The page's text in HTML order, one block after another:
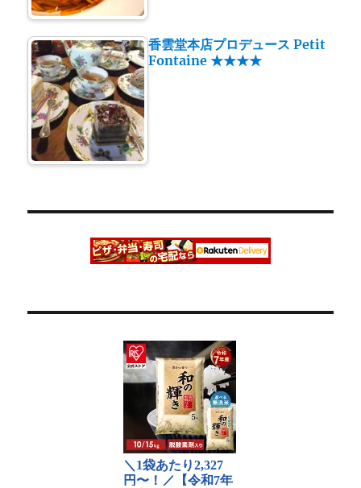
香雲堂本店プロデュース Petit
Fontaine ★★★★